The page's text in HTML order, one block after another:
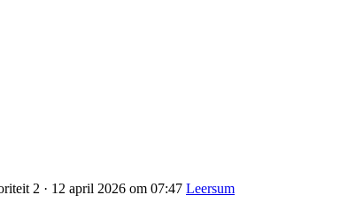
2 · 12 april 2026 om 07:47 Leersum